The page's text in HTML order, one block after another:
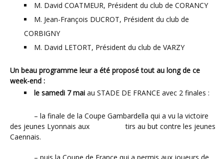
M. David COATMEUR, Président du club de CORANCY
M. Jean-François DUCROT, Président du club de
CORBIGNY
M. David LETORT, Président du club de VARZY
Un beau programme leur a été proposé tout au long de ce
week-end :
le samedi 7 mai au STADE DE FRANCE avec 2 finales :
– la finale de la Coupe Gambardella qui a vu la victoire
des jeunes Lyonnais aux tirs au but contre les jeunes
Caennais.